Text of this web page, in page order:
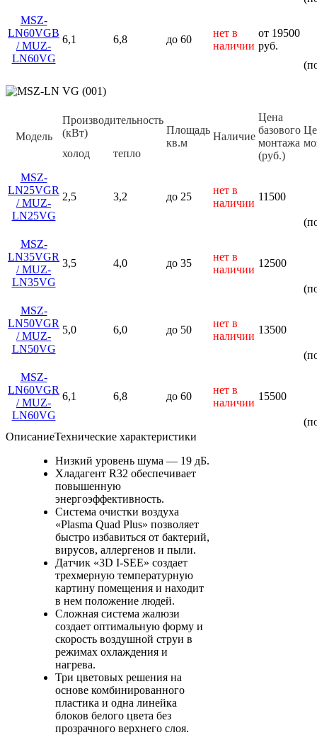
MSZ-
LN60VGB
/ MUZ-
LN60VG
6,1 6,8 до 60
нет в
наличии
от 19500
руб.
Модель
Производительность
(кВт)
Площадь
кв.м
Наличие
Цена
базового
монтажа
(руб.)
холод
тепло
MSZ-
LN25VGR
/ MUZ-
LN25VG
2,5 3,2 до 25
нет в
наличии
11500
MSZ-
LN35VGR
/ MUZ-
LN35VG
3,5 4,0 до 35
нет в
наличии
12500
MSZ-
LN50VGR
/ MUZ-
LN50VG
5,0 6,0 до 50
нет в
наличии
13500
MSZ-
LN60VGR
/ MUZ-
LN60VG
6,1 6,8 до 60
нет в
наличии
15500
ОписаниеТехнические характеристики
Низкий уровень шума — 19 дБ.
Хладагент R32 обеспечивает
повышенную
энергоэффективность.
Система очистки воздуха
«Plasma Quad Plus» позволяет
быстро избавиться от бактерий,
вирусов, аллергенов и пыли.
Датчик «3D I-SEE» создает
трехмерную температурную
картину помещения и находит
в нем положение людей.
Сложная система жалюзи
создает оптимальную форму и
скорость воздушной струи в
режимах охлаждения и
нагрева.
Три цветовых решения на
основе комбинированного
пластика и одна линейка
блоков белого цвета без
прозрачного верхнего слоя.